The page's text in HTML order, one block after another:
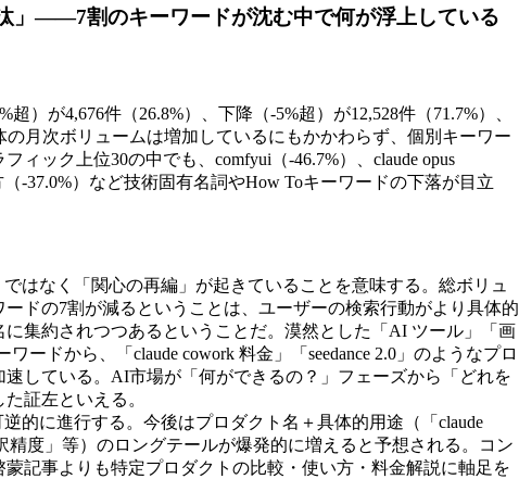
」——7割のキーワードが沈む中で何が浮上している
）が4,676件（26.8%）、下降（-5%超）が12,528件（71.7%）、
の月次ボリュームは増加しているにもかかわらず、個別キーワー
ィック上位30の中でも、comfyui（-46.7%）、claude opus
-37.0%）など技術固有名詞やHow Toキーワードの下落が目立
はなく「関心の再編」が起きていることを意味する。総ボリュ
ドの7割が減るということは、ユーザーの検索行動がより具体的
集約されつつあるということだ。漠然とした「AI ツール」「画
ードから、「claude cowork 料金」「seedance 2.0」のようなプロ
速している。AI市場が「何ができるの？」フェーズから「どれを
証左といえる。
的に進行する。今後はプロダクト名＋具体的用途（「claude
精度」等）のロングテールが爆発的に増えると予想される。コン
記事よりも特定プロダクトの比較・使い方・料金解説に軸足を